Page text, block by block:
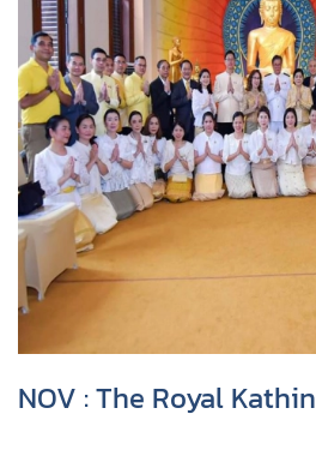
NOV : The Royal Kathin